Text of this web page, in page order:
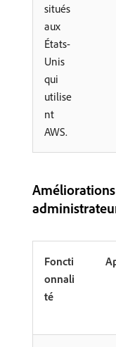
situés
aux
États-
Unis
qui
utilise
nt
AWS.
Foncti
onnali
té